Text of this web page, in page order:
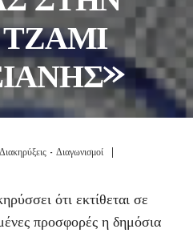
Διακηρύξεις - Διαγωνισμοί |
ότι εκτίθεται σε
προσφορές η δημόσια